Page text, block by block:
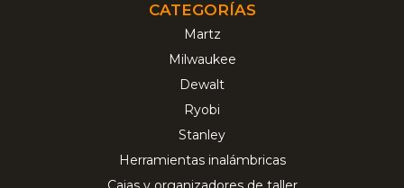
CATEGORÍAS
Martz
Milwaukee
Dewalt
Ryobi
Stanley
Herramientas inalámbricas